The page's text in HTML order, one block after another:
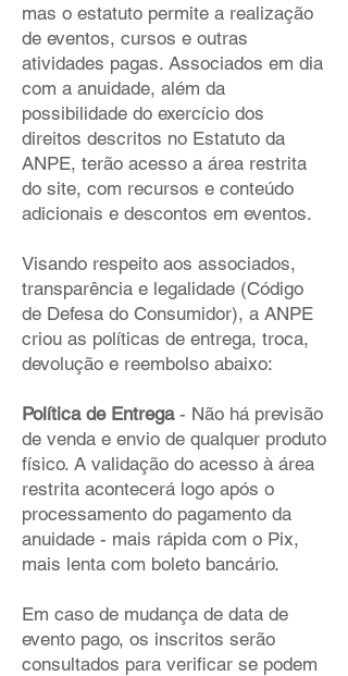
mas o estatuto permite a realização
de eventos, cursos e outras
atividades pagas. Associados em dia
com a anuidade, além da
possibilidade do exercício dos
direitos descritos no Estatuto da
ANPE, terão acesso a área restrita
do site, com recursos e conteúdo
adicionais e descontos em eventos.
Visando respeito aos associados,
transparência e legalidade (Código
de Defesa do Consumidor), a ANPE
criou as políticas de entrega, troca,
devolução e reembolso abaixo:
Política de Entrega- Não há previsão
de venda e envio de qualquer produto
físico. A validação do acesso à área
restrita acontecerá logo após o
processamento do pagamento da
anuidade - mais rápida com o Pix,
mais lenta com boleto bancário.
Em caso de mudança de data de
evento pago, os inscritos serão
consultados para verificar se podem